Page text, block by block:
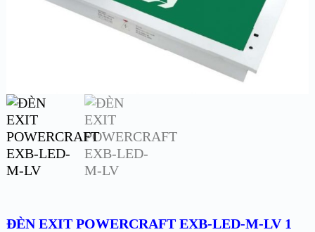
ĐÈN EXIT POWERCRAFT EXB-LED-M-LV 1